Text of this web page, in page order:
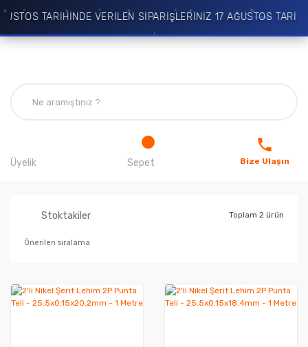
TARİHİNDE VERİLEN SİPARİŞLERİNİZ 17 AĞUSTOS
Üyelik Sepet Bize Ulaşın
Stoktakiler Toplam 2 ürün